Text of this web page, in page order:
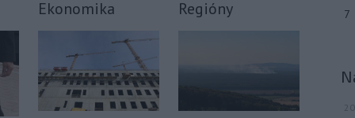
Ekonomika Regióny 7